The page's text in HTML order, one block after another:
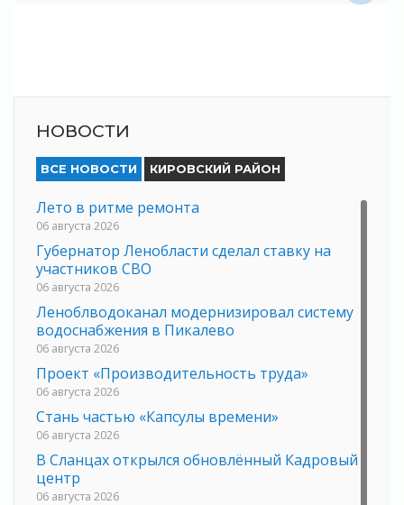
НОВОСТИ
ВСЕ НОВОСТИ КИРОВСКИЙ РАЙОН
Лето в ритме ремонта
06 августа 2026
Губернатор Ленобласти сделал ставку на
участников СВО
06 августа 2026
Леноблводоканал модернизировал систему
водоснабжения в Пикалево
06 августа 2026
Проект «Производительность труда»
06 августа 2026
Стань частью «Капсулы времени»
06 августа 2026
В Сланцах открылся обновлённый Кадровый
центр
06 августа 2026